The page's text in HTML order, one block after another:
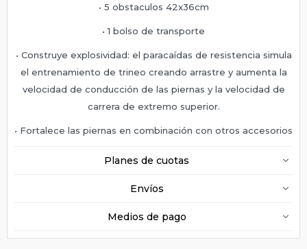
• 5 obstaculos 42x36cm
• 1 bolso de transporte
• Construye explosividad: el paracaídas de resistencia simula
el entrenamiento de trineo creando arrastre y aumenta la
velocidad de conducción de las piernas y la velocidad de
carrera de extremo superior.
• Fortalece las piernas en combinación con otros accesorios
Planes de cuotas
Envíos
Medios de pago